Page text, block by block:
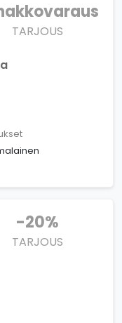
TARJOUS
-20%
TARJOUS